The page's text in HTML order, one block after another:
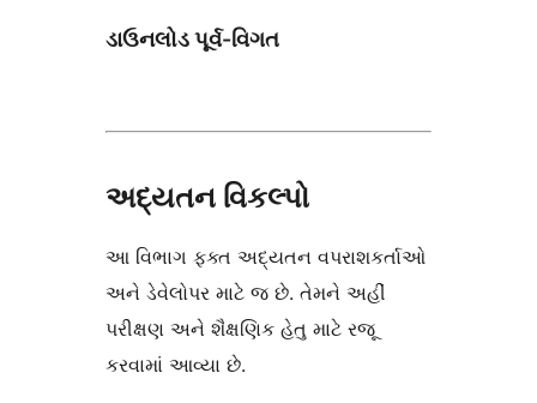
ડાઉનલોડ પૂર્વ-વિગત
અદ્યતન વિકલ્પો
આ વિભાગ ફક્ત અદ્યતન વપરાશકર્તાઓ
અને ડેવેલોપર માટે જ છે. તેમને અહીં
પરીક્ષણ અને શૈક્ષણિક હેતુ માટે રજૂ
કરવામાં આવ્યા છે.